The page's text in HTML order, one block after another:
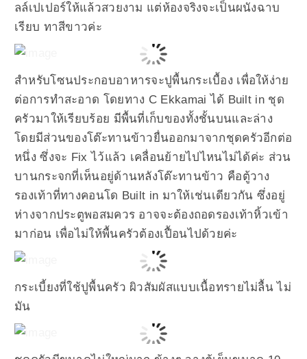
ลล์เปเปอร์ให้แล้วสวยงาม แต่ห้องจริงจะเป็นผนังฉาบ
เรียบ ทาสีขาวค่ะ
สำหรับโซนประกอบอาหารจะปูพื้นกระเบื้อง เพื่อให้ง่าย
ต่อการทำสะอาด โดยทาง C Ekkamai ได้ Built in ชุด
ครัวมาให้เรียบร้อย มีพื้นที่เก็บของทั้งชั้นบนและล่าง
โดยมีส่วนของโต๊ะทานข้าวยื่นออกมาจากชุดครัวอีกต่อ
หนึ่ง ซึ่งจะ Fix ไว้แล้ว เคลื่อนย้ายไปไหนไม่ได้ค่ะ ส่วน
บานกระจกที่เห็นอยู่ด้านหลังโต๊ะทานข้าว คือตู้วาง
รองเท้าที่ทางคอนโด Built in มาให้เช่นเดียวกัน ซึ่งอยู่
ห่างจากประตูพอสมควร อาจจะต้องถอดรองเท้าหิ้วเข้า
มาก่อน เพื่อไม่ให้พื้นครัวต้องเปื้อนไปด้วยค่ะ
กระเบี้ยงที่ใช้ปูพื้นครัว ผิวสัมผัสแบบเนื้อทรายไม่ลื้น ไม่
มัน